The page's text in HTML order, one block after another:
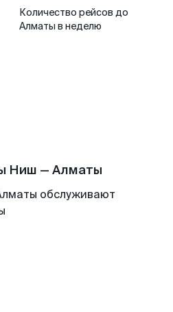
Количество рейсов до
Алматы в неделю
Ниш — Алматы
обслуживают